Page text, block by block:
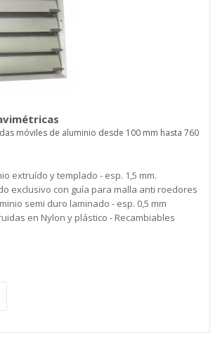
móviles de aluminio desde 100 mm hasta 760
extruído y templado - esp. 1,5 mm.
exclusivo con guía para malla anti roedores
semi duro laminado - esp. 0,5 mm
en Nylon y plástico - Recambiables